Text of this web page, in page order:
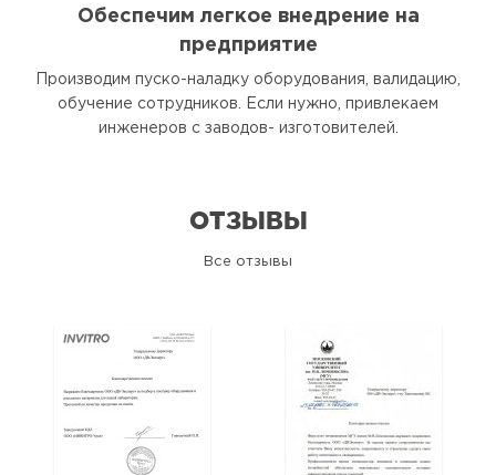
Обеспечим легкое внедрение на
предприятие
Производим пуско-наладку оборудования, валидацию,
обучение сотрудников. Если нужно, привлекаем
инженеров с заводов- изготовителей.
ОТЗЫВЫ
Все отзывы